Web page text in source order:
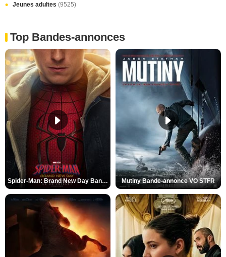
Jeunes adultes (9525)
Top Bandes-annonces
Spider-Man: Brand New Day Bande-annonce VO STFR Mutiny Bande-annonce VO STFR